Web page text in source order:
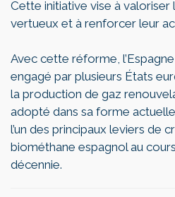
Cette initiative vise à valoriser
vertueux et à renforcer leur
Avec cette réforme,
engagé par plusieurs États
la production de gaz
adopté dans sa forme
l’un des principaux leviers de
biométhane espagnol au
décennie.